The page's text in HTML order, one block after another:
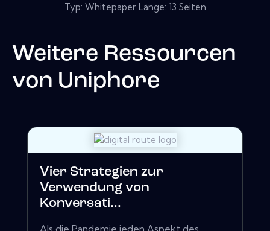
Typ: Whitepaper Länge: 13 Seiten
Weitere Ressourcen
von Uniphore
Vier Strategien zur
Verwendung von
Konversati...